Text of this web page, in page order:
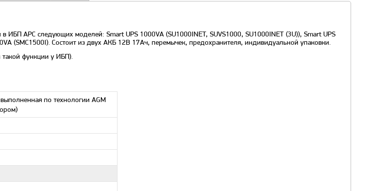
APC следующих моделей: Smart UPS 1000VA (SU1000INET, SUVS1000, SU1000INET (3U)), Smart UPS
(SMC1500I). Состоит из двух АКБ 12В 17Ач, перемычек, предохранителя, индивидуальной упаковки.
такой функции у ИБП).
по технологии AGM